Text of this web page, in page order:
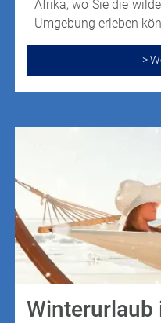
Afrika, wo Sie die
Umgebung erleben
>
Winterurlaub